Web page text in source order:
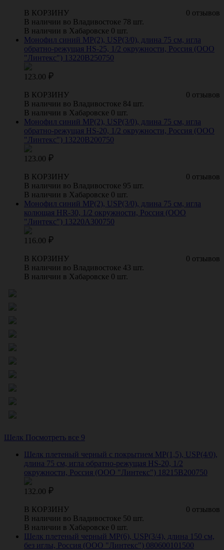
0 отзывов
В КОРЗИНУ
В наличии во Владивостоке 78 шт.
В наличии в Хабаровске 0 шт.
Монофил синий МР(2), USP(3/0), длина 75 см, игла
обратно-режущая HS-25, 1/2 окружности, Россия (ООО
"Линтекс") 13220B250750
123.00
0 отзывов
В КОРЗИНУ
В наличии во Владивостоке 84 шт.
В наличии в Хабаровске 0 шт.
Монофил синий МР(2), USP(3/0), длина 75 см, игла
обратно-режущая HS-20, 1/2 окружности, Россия (ООО
"Линтекс") 13220B200750
123.00
0 отзывов
В КОРЗИНУ
В наличии во Владивостоке 95 шт.
В наличии в Хабаровске 0 шт.
Монофил синий МР(2), USP(3/0), длина 75 см, игла
колющая HR-30, 1/2 окружности, Россия (ООО
"Линтекс") 13220A300750
116.00
0 отзывов
В КОРЗИНУ
В наличии во Владивостоке 43 шт.
В наличии в Хабаровске 0 шт.
Шелк Посмотреть все 9
Шелк плетеный черный с покрытием МР(1,5), USР(4/0),
длина 75 см, игла обратно-режущая HS-20, 1/2
окружности, Россия (ООО "Линтекс") 18215B200750
132.00
0 отзывов
В КОРЗИНУ
В наличии во Владивостоке 50 шт.
В наличии в Хабаровске 0 шт.
Шелк плетеный черный МР(6), USP(3/4), длина 150 см,
без иглы, Россия (ООО "Линтекс") 080600101500